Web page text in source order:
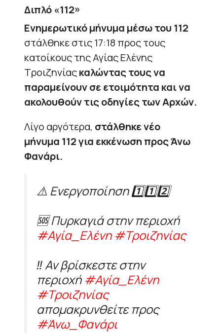
Διπλό «112»
Ενημερωτικό μήνυμα μέσω του 112
στάλθηκε στις 17:18 προς τους
κατοίκους της Αγίας Ελένης
Τροιζηνίαςκαλώντας τους να
παραμείνουν σε ετοιμότητα και να
ακολουθούν τις οδηγίες των Αρχών.
Λίγο αργότερα, στάλθηκε νέο
μήνυμα 112 για εκκένωση προς Άνω
Φανάρι.
⚠️ Ενεργοποίηση 1️⃣1️⃣2️⃣
🆘 Πυρκαγιά στην περιοχή
#Αγία_Ελένη #Τροιζηνίας
‼️ Αν βρίσκεστε στην
περιοχή #Αγία_Ελένη
#Τροιζηνίας
απομακρυνθείτε προς
#Άνω_Φανάρι